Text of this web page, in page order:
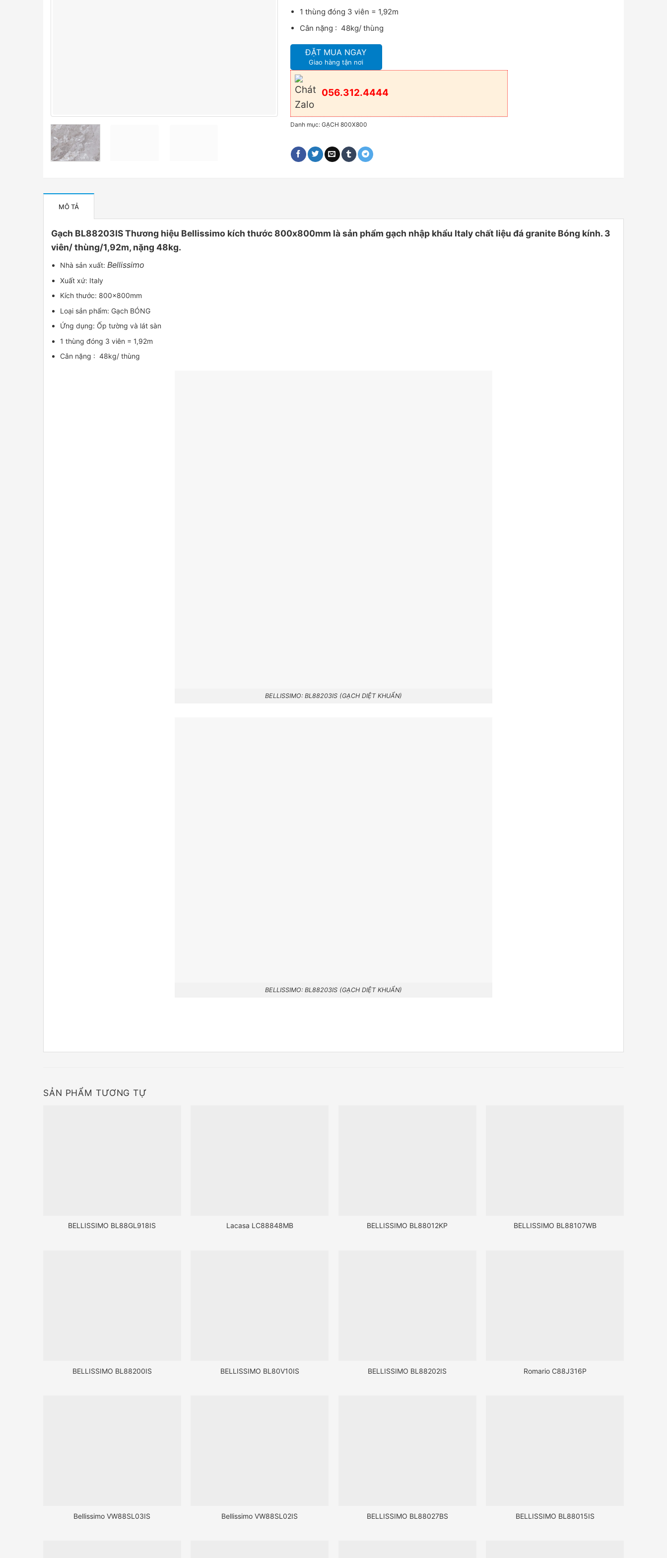
1 thùng đóng 3 viên = 1,92m
Cân nặng : 48kg/ thùng
ĐẶT MUA NGAY
Giao hàng tận nơi
056.312.4444
Danh mục: GẠCH 800X800
MÔ TẢ
Gạch BL88203IS Thương hiệu Bellissimo kích thước 800x800mm là sản phẩm gạch nhập khẩu Italy chất liệu đá granite Bóng kính. 3
viên/ thùng/1,92m, nặng 48kg.
Nhà sản xuất: Bellissimo
Xuất xứ: Italy
Kích thước: 800x800mm
Loại sản phẩm: Gạch BÓNG
Ứng dụng: Ốp tường và lát sàn
1 thùng đóng 3 viên = 1,92m
Cân nặng : 48kg/ thùng
BELLISSIMO: BL88203IS (GẠCH DIỆT KHUẨN)
BELLISSIMO: BL88203IS (GẠCH DIỆT KHUẨN)
SẢN PHẨM TƯƠNG TỰ
BELLISSIMO BL88GL918IS Lacasa LC88848MB BELLISSIMO BL88012KP BELLISSIMO BL88107WB
BELLISSIMO BL88200IS BELLISSIMO BL80V10IS BELLISSIMO BL88202IS Romario C88J316P
Bellissimo VW88SL03IS Bellissimo VW88SL02IS BELLISSIMO BL88027BS BELLISSIMO BL88015IS